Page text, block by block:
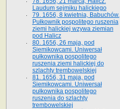
Laudum sejmiku halickiego
79. 1656, 8 kwietnia, Babuchów.
Pułkownik pospolitego ruszenia
ziemi halickiej wzywa ziemian
pod Halicz
80. 1656, 26 maja, pod
Siemikowcami. Uniwersał
pułkownika pospolitego
ruszenia ziemi halickiej do
szlachty trembowelskiej
81. 1656, 31 maja, pod
Siemikowcami. Uniwersał
pułkownika pospolitego
ruszenia do szlachty
trembowelskiej